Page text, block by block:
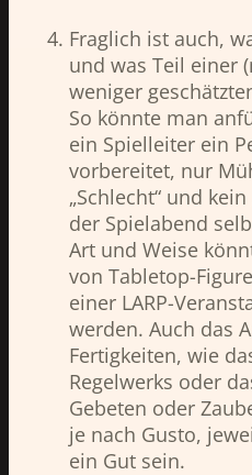
Fraglich ist auch,
und was Teil einer
weniger
So könnte man
ein Spielleiter ein
vorbereitet, nur
„Schlecht“ und
der Spielabend
Art und Weise
von Tabletop-
einer LARP-
werden. Auch das
Fertigkeiten, wie
Regelwerks oder
Gebeten oder
je nach Gusto,
ein Gut sein.